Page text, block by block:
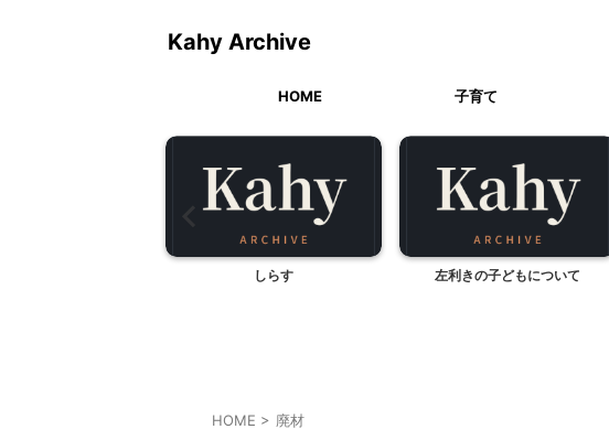
Kahy Archive
HOME 子育て
しらす 左利きの子どもについて
HOME > 廃材